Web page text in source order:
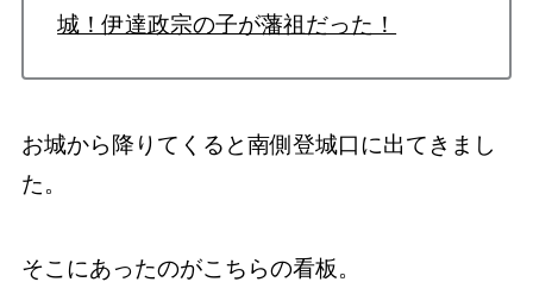
城！伊達政宗の子が藩祖だった！
お城から降りてくると南側登城口に出てきまし
た。
そこにあったのがこちらの看板。